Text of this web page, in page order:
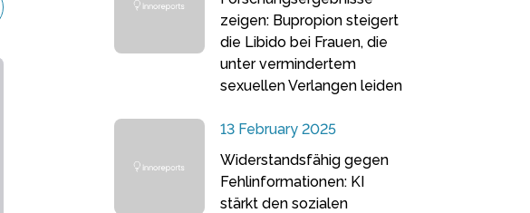
zeigen: Bupropion steigert
die Libido bei Frauen, die
unter vermindertem
sexuellen Verlangen leiden
13 February 2025
Widerstandsfähig gegen
Fehlinformationen: KI
stärkt den sozialen